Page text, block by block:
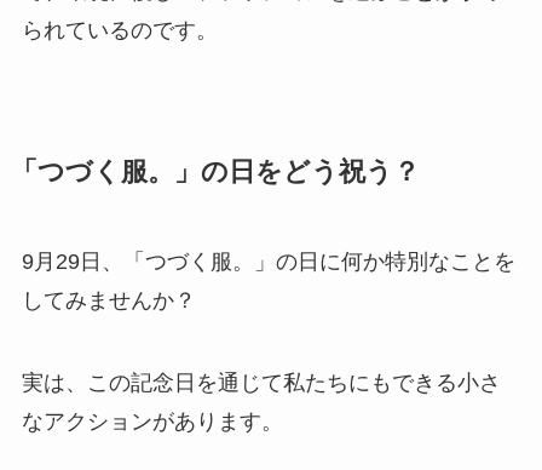
られているのです。
「つづく服。」の日をどう祝う？
9月29日、「つづく服。」の日に何か特別なことを
してみませんか？
実は、この記念日を通じて私たちにもできる小さ
なアクションがあります。